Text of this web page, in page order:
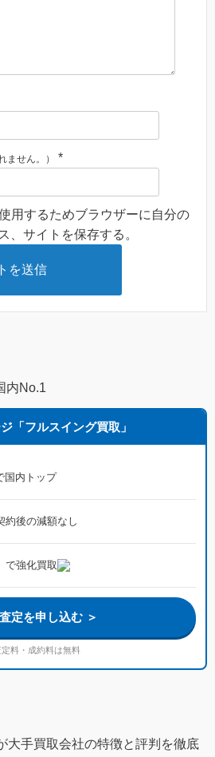
ません。） *
用するためブラウザーに自分の
、サイトを保存する。
内No.1
「フルスイング買取」
国内トップ
約後の減額なし
で強化買取
定を申し込む ＞
定料・成約料は無料
大手買取会社の特徴と評判を徹底